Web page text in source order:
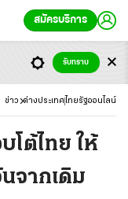
สมัครบริการ
ข่าว ต่างประเทศ ไทยรัฐออนไลน์
โต้ไทย ให้
จากเดิม
รับทราบ